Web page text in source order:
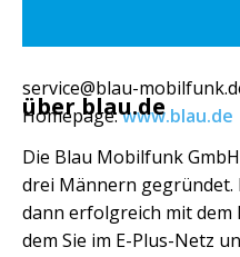
service@blau-
Homepage:www.blau.de
über blau.de
Die Blau Mobilfunk
drei Männern gegründet.
dann erfolgreich mit
dem Sie im E-Plus-Netz